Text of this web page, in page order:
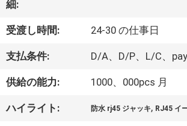
て
工
場
旅
細:
受渡し時間: 24-30 の仕事日
支払条件: D/A、D/P、L/C、
供給の能力: 1000、000pcs 月
ハイライト: 防水 rj45 ジャッキ, RJ45 イ